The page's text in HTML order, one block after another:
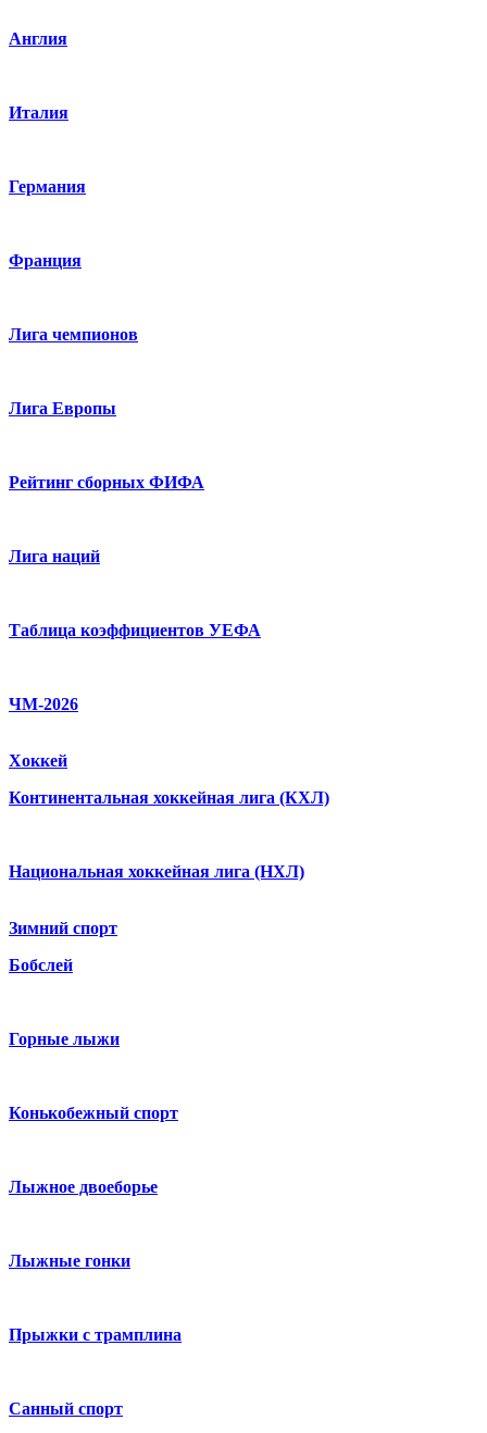
Англия
Италия
Германия
Франция
Лига чемпионов
Лига Европы
Рейтинг сборных ФИФА
Лига наций
Таблица коэффициентов УЕФА
ЧМ-2026
Хоккей
Континентальная хоккейная лига (КХЛ)
Национальная хоккейная лига (НХЛ)
Зимний спорт
Бобслей
Горные лыжи
Конькобежный спорт
Лыжное двоеборье
Лыжные гонки
Прыжки с трамплина
Санный спорт